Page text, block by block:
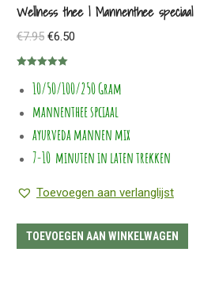
Wellness thee | Mannenthee speciaal
€7.95 Oorspronkelijke
prijs
was:
€6.50
is:
5.00uit 5
10/50/100/250 Gram
mannenthee spciaal
ayurveda mannen mix
7-10 minuten in laten trekken
Toevoegen aan verlanglijst
TOEVOEGEN AAN WINKELWAGEN